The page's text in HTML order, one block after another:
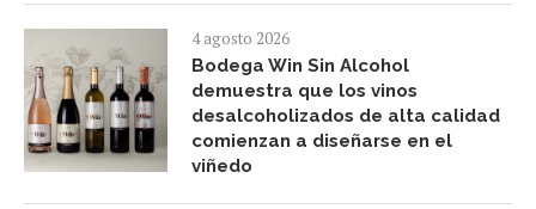
4 agosto 2026
Bodega Win Sin Alcohol
demuestra que los vinos
desalcoholizados de alta calidad
comienzan a diseñarse en el
viñedo